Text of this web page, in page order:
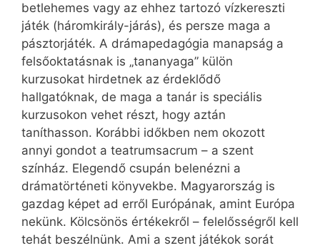
betlehemes vagy az ehhez tartozó vízkereszti
játék (háromkirály-járás), és persze maga a
pásztorjáték. A drámapedagógia manapság a
felsőoktatásnak is „tananyaga” külön
kurzusokat hirdetnek az érdeklődő
hallgatóknak, de maga a tanár is speciális
kurzusokon vehet részt, hogy aztán
taníthasson. Korábbi időkben nem okozott
annyi gondot a teatrumsacrum – a szent
színház. Elegendő csupán belenézni a
drámatörténeti könyvekbe. Magyarország is
gazdag képet ad erről Európának, amint Európa
nekünk. Kölcsönös értékekről – felelősségről kell
tehát beszélnünk. Ami a szent játékok sorát